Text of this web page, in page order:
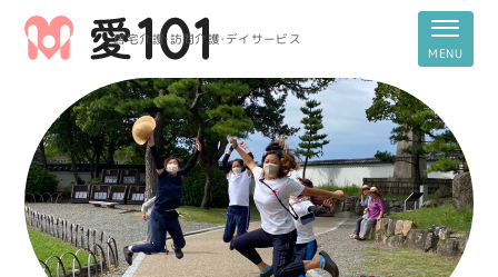
居宅介護・訪問介護・デイサービス